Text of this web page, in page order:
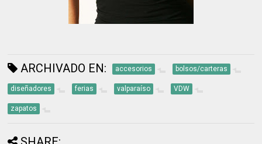
ARCHIVADO EN: accesorios bolsos/carteras
diseñadores ferias valparaíso VDW
zapatos